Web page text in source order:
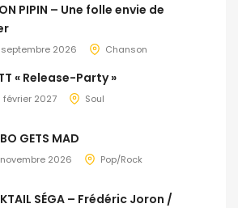
PIPIN – Une folle envie de
septembre 2026 Chanson
« Release-Party »
février 2027 Soul
GETS MAD
novembre 2026 Pop/Rock
SÉGA – Frédéric Joron /